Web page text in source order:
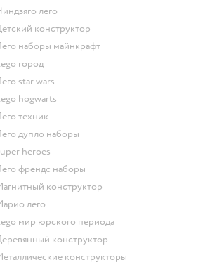
Ниндзяго лего
Детский конструктор
Лего наборы майнкрафт
Lego город
Лего star wars
Lego hogwarts
Лего техник
Лего дупло наборы
Super heroes
Лего френдс наборы
Магнитный конструктор
Марио лего
Lego мир юрского периода
Деревянный конструктор
Металлические конструкторы